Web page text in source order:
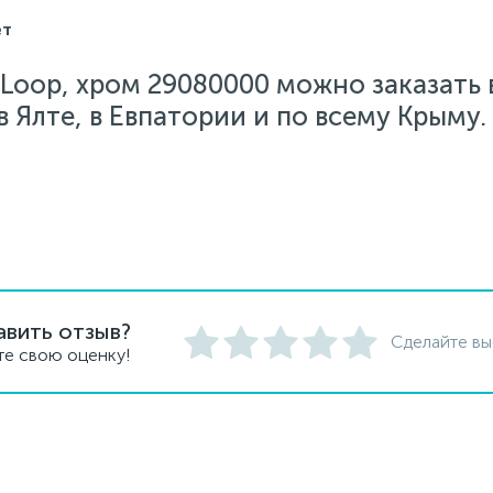
хром 29080000 можно заказать
в Евпатории и по всему Крыму.
отзыв?
свою оценку!
Сделайте